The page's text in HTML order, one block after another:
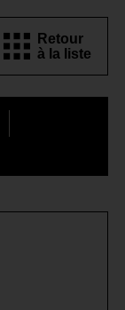
Retour
à la liste